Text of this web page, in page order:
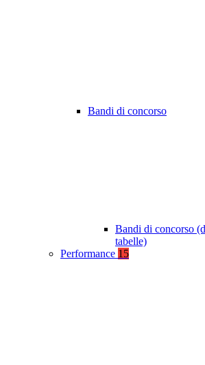
Bandi di concorso
Bandi di concorso
tabelle)
Performance 15